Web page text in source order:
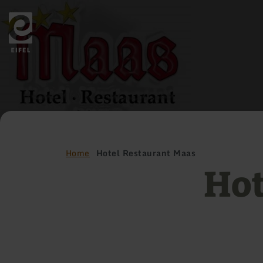
Back
to
home
page
Home Hotel Restaurant Maas